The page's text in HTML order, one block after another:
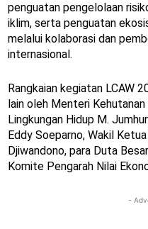
penguatan ​pengelolaan
iklim, serta penguatan
melalui kolaborasi dan
internasional.
Rangkaian kegiatan LCAW
lain oleh Menteri
Lingkungan Hidup M.
Eddy Soeparno, Wakil
Djiwandono, para Duta
Komite Pengarah Nilai
-